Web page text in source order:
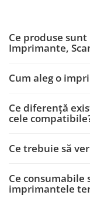
Ce produse
Imprimante,
Cum aleg o
Ce diferență
cele
Ce trebuie să
Ce consumabile
imprimantele